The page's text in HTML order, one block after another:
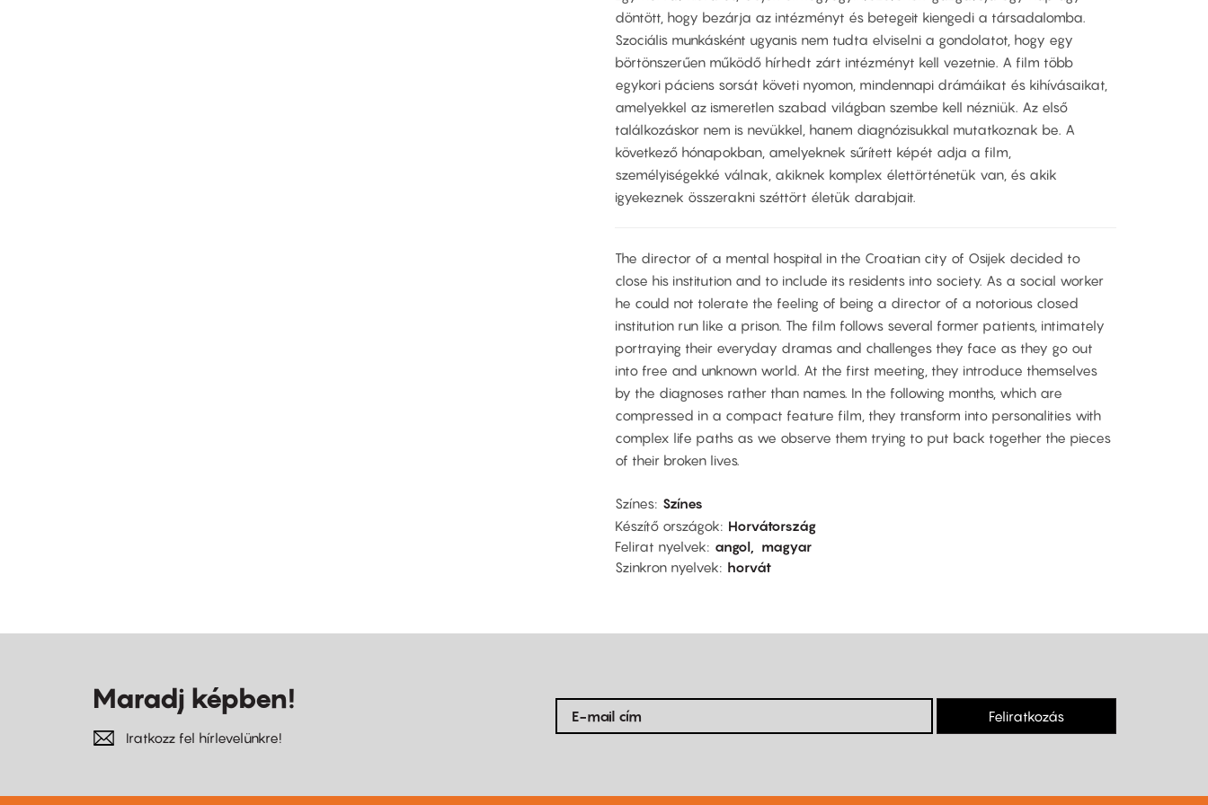
döntött, hogy bezárja az intézményt és betegeit kiengedi a társadalomba.
Szociális munkásként ugyanis nem tudta elviselni a gondolatot, hogy egy
börtönszerűen működő hírhedt zárt intézményt kell vezetnie. A film több
egykori páciens sorsát követi nyomon, mindennapi drámáikat és kihívásaikat,
amelyekkel az ismeretlen szabad világban szembe kell nézniük. Az első
találkozáskor nem is nevükkel, hanem diagnózisukkal mutatkoznak be. A
következő hónapokban, amelyeknek sűrített képét adja a film,
személyiségekké válnak, akiknek komplex élettörténetük van, és akik
igyekeznek összerakni széttört életük darabjait.
The director of a mental hospital in the Croatian city of Osijek decided to
close his institution and to include its residents into society. As a social worker
he could not tolerate the feeling of being a director of a notorious closed
institution run like a prison. The film follows several former patients, intimately
portraying their everyday dramas and challenges they face as they go out
into free and unknown world. At the first meeting, they introduce themselves
by the diagnoses rather than names. In the following months, which are
compressed in a compact feature film, they transform into personalities with
complex life paths as we observe them trying to put back together the pieces
of their broken lives.
Színes Színes
Készítő országok
Horvátország
Felirat nyelvek
angol
magyar
Szinkron nyelvek
horvát
Maradj képben!
Iratkozz fel hírlevelünkre!
Feliratkozás